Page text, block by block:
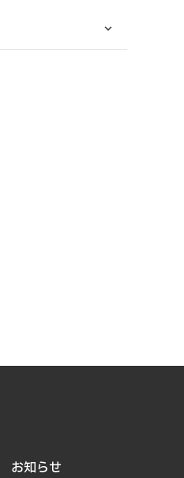
お知らせ